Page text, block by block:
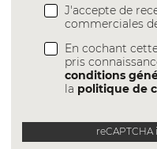
J'accepte de
commerciales
En cochant
pris
conditions
la politique de
reCAPTCHA